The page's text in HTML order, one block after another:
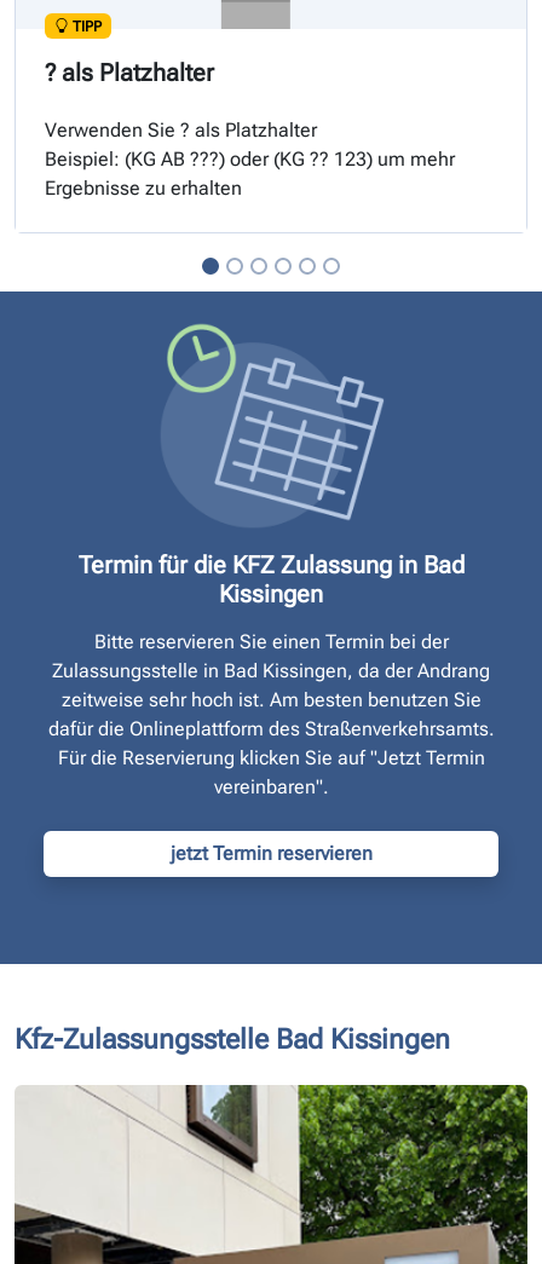
TIPP
? als Platzhalter
Verwenden Sie ? als Platzhalter
Beispiel: (KG AB ???) oder (KG ?? 123) um mehr
Ergebnisse zu erhalten
Termin für die KFZ Zulassung in Bad
Kissingen
Bitte reservieren Sie einen Termin bei der
Zulassungsstelle in Bad Kissingen, da der Andrang
zeitweise sehr hoch ist. Am besten benutzen Sie
dafür die Onlineplattform des Straßen­verkehrsamts.
Für die Reservierung klicken Sie auf "Jetzt Termin
vereinbaren".
jetzt Termin reservieren
Kfz-Zulassungsstelle Bad Kissingen